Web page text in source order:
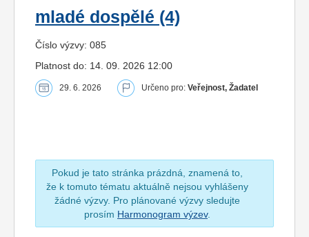
mladé dospělé (4)
Číslo výzvy: 085
Platnost do: 14. 09. 2026 12:00
29. 6. 2026 Určeno pro: Veřejnost, Žadatel
Pokud je tato stránka prázdná, znamená to,
že k tomuto tématu aktuálně nejsou vyhlášeny
žádné výzvy. Pro plánované výzvy sledujte
prosím Harmonogram výzev.